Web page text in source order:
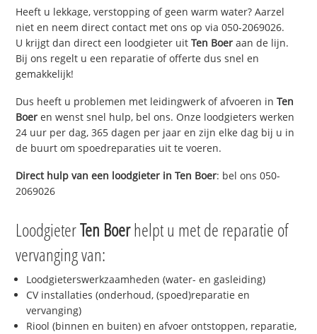
Heeft u lekkage, verstopping of geen warm water? Aarzel
niet en neem direct contact met ons op via 050-2069026.
U krijgt dan direct een loodgieter uitTen Boer aan de lijn.
Bij ons regelt u een reparatie of offerte dus snel en
gemakkelijk!
Dus heeft u problemen met leidingwerk of afvoeren inTen
Boer en wenst snel hulp, bel ons. Onze loodgieters werken
24 uur per dag, 365 dagen per jaar en zijn elke dag bij u in
de buurt om spoedreparaties uit te voeren.
Direct hulp van een loodgieter inTen Boer: bel ons 050-
2069026
LoodgieterTen Boerhelpt u met de reparatie of
vervanging van:
Loodgieterswerkzaamheden (water- en gasleiding)
CV installaties (onderhoud, (spoed)reparatie en
vervanging)
Riool (binnen en buiten) en afvoer ontstoppen, reparatie,